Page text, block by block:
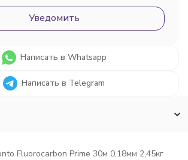
Уведомить
Написать в Whatsapp
Написать в Telegram
Fluorocarbon Prime 30м 0,18мм 2,45кг